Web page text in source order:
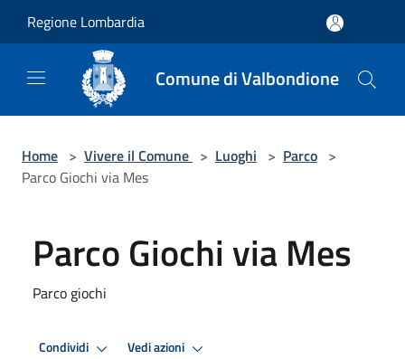
Regione Lombardia
Comune di Valbondione
Home > Vivere il Comune > Luoghi > Parco >
Parco Giochi via Mes
Parco Giochi via Mes
Parco giochi
Condividi Vedi azioni